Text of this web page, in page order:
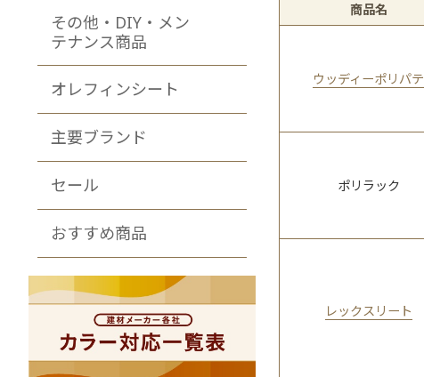
商品名
ウッディーポリパテ
ポリラック
レックスリート
その他・DIY・メン
テナンス商品
オレフィンシート
主要ブランド
セール
おすすめ商品